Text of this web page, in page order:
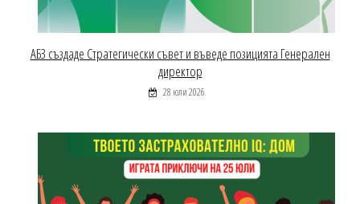
АБЗ създаде Стратегически съвет и въведе позицията Генерален
директор
28 юли 2026